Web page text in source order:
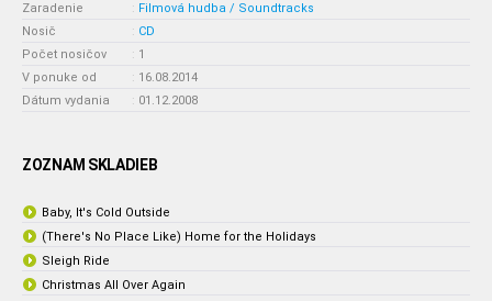
Zaradenie : Filmová hudba / Soundtracks
Nosič
: CD
Počet nosičov
: 1
V ponuke od
: 16.08.2014
Dátum vydania
: 01.12.2008
ZOZNAM SKLADIEB
Baby, It's Cold Outside
(There's No Place Like) Home for the Holidays
Sleigh Ride
Christmas All Over Again